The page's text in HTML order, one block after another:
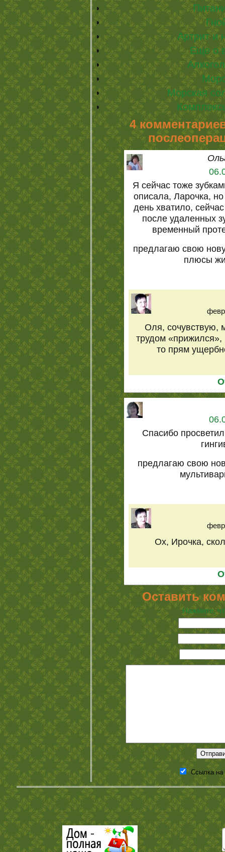
Артрит и
Еще о
Морская
4
Я сейчас тоже
описала, Ларочка,
день хватило,
после удаленных
временный
предлагаю свою
плюсы
Оля, сочувствую,
трудом «прижился»,
то прям
Спасибо
предлагаю свою
Ох, Ирочка,
Оставить
Нажмите,
Ссылка